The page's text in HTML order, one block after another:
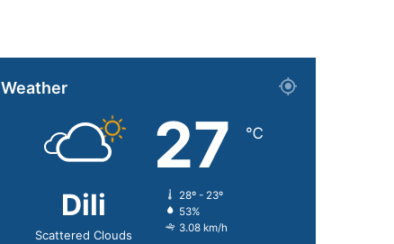
Weather
Dili
Scattered Clouds
27 ℃
28º - 23º
53%
3.08 km/h